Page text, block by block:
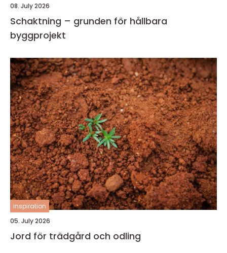
08. July 2026
Schaktning – grunden för hållbara
byggprojekt
inspiration
05. July 2026
Jord för trädgård och odling